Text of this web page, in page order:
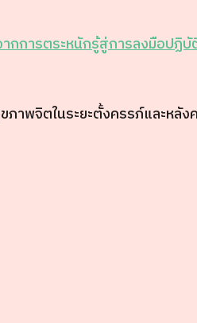
กการตระหนักรู้สู่การลงมือปฏิบั
าพจิตในระยะตั้งครรภ์และหลั